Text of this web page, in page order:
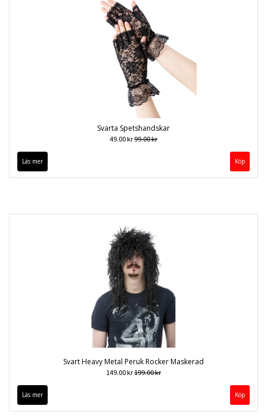
Svarta Spetshandskar
49.00 kr99.00 kr
Läs mer
Svart Heavy Metal Peruk Rocker Maskerad
149.00 kr199.00 kr
Läs mer